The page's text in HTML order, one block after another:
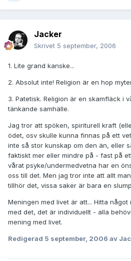
Jacker
Skrivet 5 september, 2006
1. Lite grand kanske...
2. Absolut inte! Religion är en hop
3. Patetisk. Religion är en skamfläck i
tänkande samhälle.
Jag tror att spöken, spiriturell kraft
ödet, osv skulle kunna finnas på ett
inte så stor kunskap om den än, eller
faktiskt mer eller mindre på - fast på
vårat psyke/undermedvetna har en
oss till det. Men jag tror inte att allt
tillhör det, vissa saker är bara en
Meningen med livet är att... Hitta
med det, det är individuellt - alla
mening med livet.
Redigerad 5 september, 2006 av